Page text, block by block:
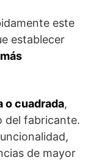
este
establecer
o cuadrada,
del fabricante.
de mayor